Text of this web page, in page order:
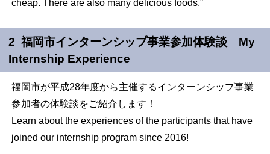
cheap. There are also many delicious foods."
2 福岡市インターンシップ事業参加体験談 My
Internship Experience
福岡市が平成28年度から主催するインターンシップ事業
参加者の体験談をご紹介します！
Learn about the experiences of the participants that have
joined our internship program since 2016!